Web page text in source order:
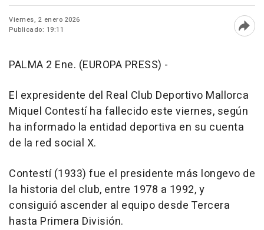
Viernes, 2 enero 2026
Publicado: 19:11
PALMA 2 Ene. (EUROPA PRESS) -
El expresidente del Real Club Deportivo Mallorca
Miquel Contestí ha fallecido este viernes, según
ha informado la entidad deportiva en su cuenta
de la red social X.
Contestí (1933) fue el presidente más longevo de
la historia del club, entre 1978 a 1992, y
consiguió ascender al equipo desde Tercera
hasta Primera División.